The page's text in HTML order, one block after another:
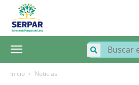
SERPAR
Servicio
de
Parques
Inicio Noticias